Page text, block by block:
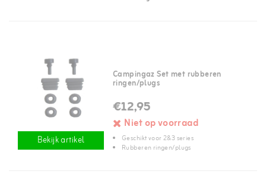
Bekijk artikel
Campingaz Set met rubberen
ringen/plugs
€12,95
Niet op voorraad
Geschikt voor 2&3 series
Rubberen ringen/plugs